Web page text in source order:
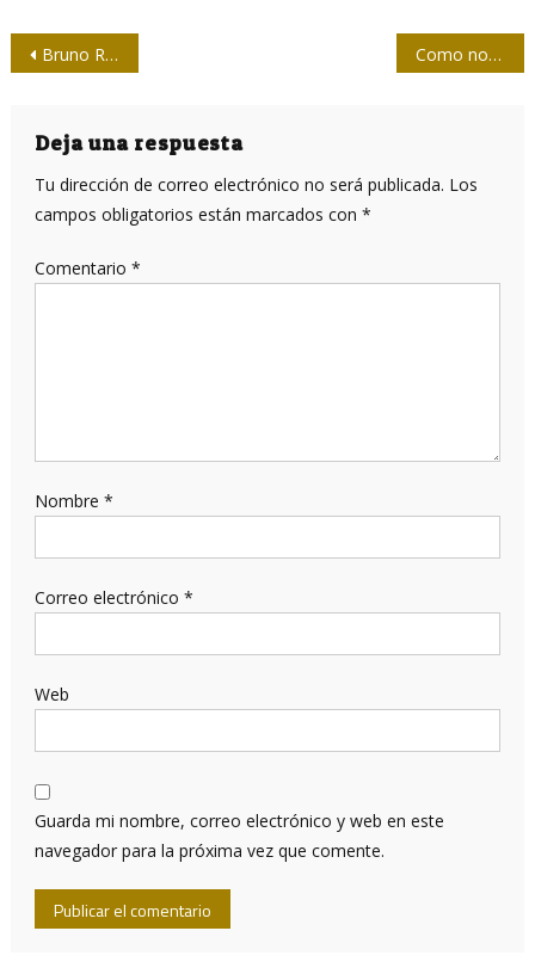
Navegación
entradas
Bruno Rodríguez denuncia en ONU la aplicación de nuevas medidas criminales contra Cuba Como nos lo contó
Deja una respuesta
Tu dirección de correo electrónico no será publicada. Los
campos obligatorios están marcados con *
Comentario *
Nombre *
Correo electrónico *
Web
Guarda mi nombre, correo electrónico y web en este
navegador para la próxima vez que comente.